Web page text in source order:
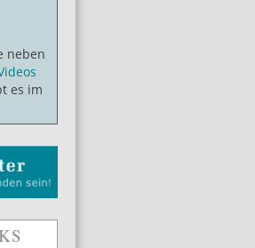
neben
es im